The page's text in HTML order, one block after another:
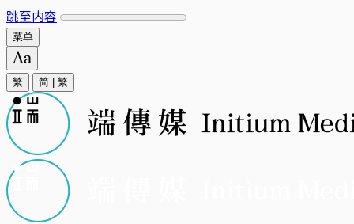
跳至内容
菜单
繁 简 繁